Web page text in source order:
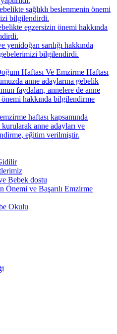
sağlıklı beslenmenin önemi
bilgilendirdi.
egzersizin önemi hakkında
yenidoğan sarılığı hakkında
bilgilendirdi.
Haftası Ve Emzirme Haftası
anne adaylarına gebelik
faydaları, annelere de anne
hakkında bilgilendirme
haftası kapsamında
anne adayları ve
eğitim verilmiştir.
Bebek dostu
Önemi ve Başarılı Emzirme
Okulu